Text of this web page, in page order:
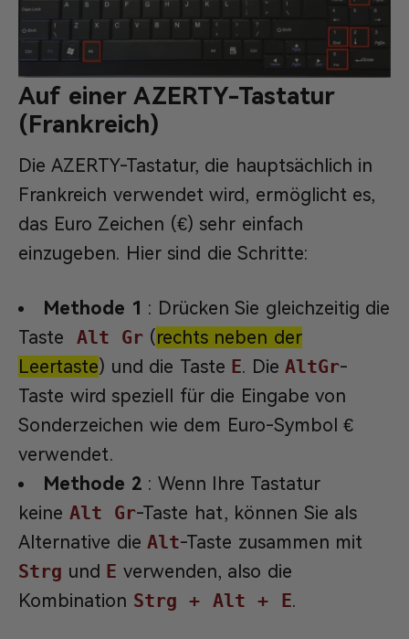
Auf einer AZERTY-Tastatur
(Frankreich)
Die AZERTY-Tastatur, die hauptsächlich in
Frankreich verwendet wird, ermöglicht es,
das Euro Zeichen (€) sehr einfach
einzugeben. Hier sind die Schritte:
Methode 1 : Drücken Sie gleichzeitig die
Taste Alt Gr (rechts neben der
Leertaste) und die Taste E. Die AltGr-
Taste wird speziell für die Eingabe von
Sonderzeichen wie dem Euro-Symbol €
verwendet.
Methode 2 : Wenn Ihre Tastatur
keine Alt Gr-Taste hat, können Sie als
Alternative die Alt-Taste zusammen mit
Strg und E verwenden, also die
Kombination Strg + Alt + E.